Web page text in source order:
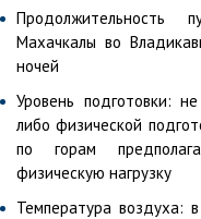
Продолжительность
Махачкалы во
ночей
Уровень подготовки:
либо физической
по горам
физическую нагрузку
Температура воздуха: